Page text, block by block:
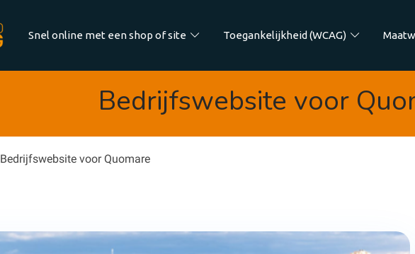
Snel online met een shop of site Toegankelijkheid (WCAG)
Bedrijfswebsite voor
Bedrijfswebsite voor Quomare